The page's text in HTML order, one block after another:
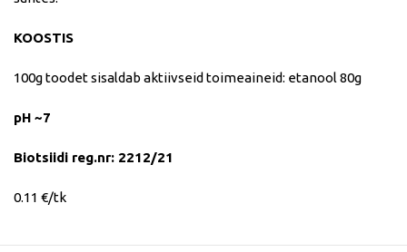
KOOSTIS
100g toodet sisaldab aktiivseid toimeaineid: etanool 80g
pH ~7
Biotsiidi reg.nr: 2212/21
0.11 €/tk